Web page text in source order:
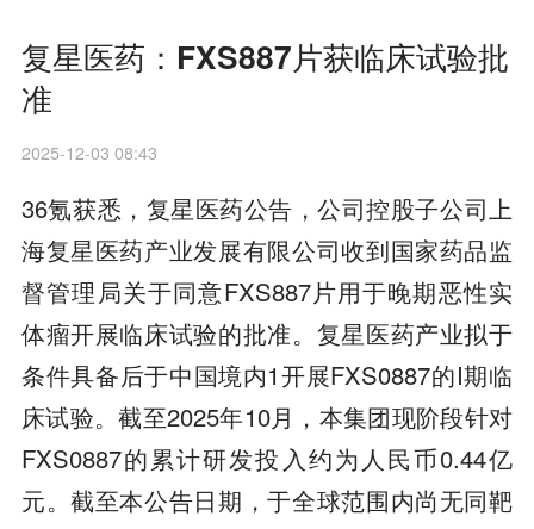
复星医药：FXS887片获临床试验批
准
2025-12-03 08:43
36氪获悉，复星医药公告，公司控股子公司上
海复星医药产业发展有限公司收到国家药品监
督管理局关于同意FXS887片用于晚期恶性实
体瘤开展临床试验的批准。复星医药产业拟于
条件具备后于中国境内1开展FXS0887的I期临
床试验。截至2025年10月，本集团现阶段针对
FXS0887的累计研发投入约为人民币0.44亿
元。截至本公告日期，于全球范围内尚无同靶